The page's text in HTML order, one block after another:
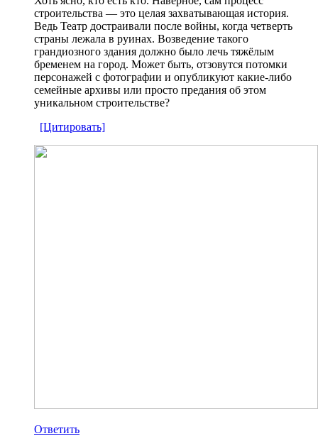
строительства — это целая захватывающая история.
Ведь Театр достраивали после войны, когда четверть
страны лежала в руинах. Возведение такого
грандиозного здания должно было лечь тяжёлым
бременем на город. Может быть, отзовутся потомки
персонажей с фотографии и опубликуют какие-либо
семейные архивы или просто предания об этом
уникальном строительстве?
[Цитировать]
Ответить